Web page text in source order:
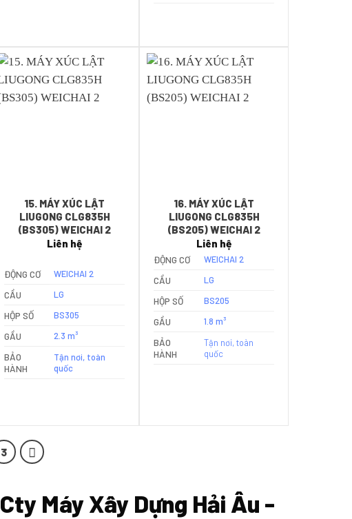
15. MÁY XÚC LẬT
LIUGONG CLG835H
(BS305) WEICHAI 2
Liên hệ
ĐỘNG CƠ WEICHAI 2
CẦU LG
HỘP SỐ BS305
GẦU 2.3 m³
BẢO
HÀNH
Tận nơi, toàn
quốc
16. MÁY XÚC LẬT
LIUGONG CLG835H
(BS205) WEICHAI 2
Liên hệ
ĐỘNG CƠ WEICHAI 2
CẦU LG
HỘP SỐ BS205
GẦU 1.8 m³
BẢO
HÀNH
Tận nơi, toàn
quốc
3
Cty Máy Xây Dựng Hải Âu -